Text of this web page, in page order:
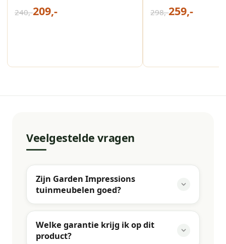
240,-209,- 298,-259,-
Veelgestelde vragen
Zijn Garden Impressions
tuinmeubelen goed?
Welke garantie krijg ik op dit
product?